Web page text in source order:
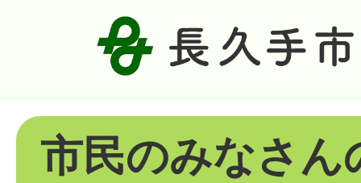
市民のみなさん